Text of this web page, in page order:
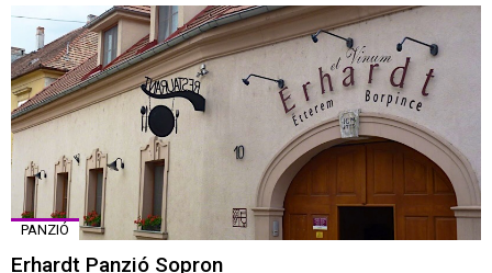
PANZIÓ
Erhardt Panzió Sopron